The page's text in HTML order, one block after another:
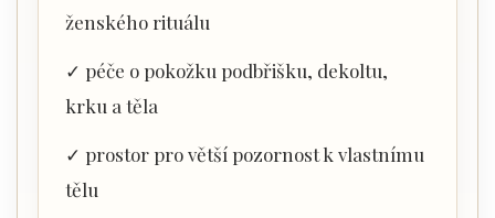
ženského rituálu
✓ péče o pokožku podbřišku, dekoltu,
krku a těla
✓ prostor pro větší pozornost k vlastnímu
tělu